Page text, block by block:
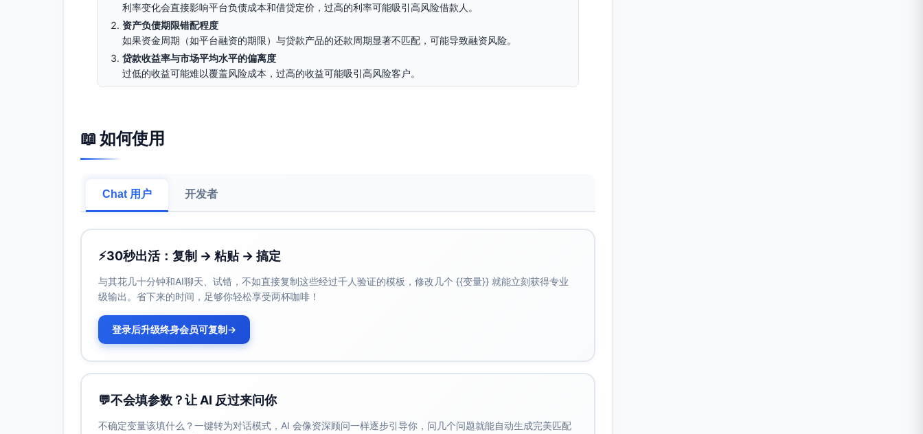
利率变化会直接影响平台负债成本和借贷定价，过高的利率可能吸引高风险借款人。
资产负债期限错配程度
如果资金周期（如平台融资的期限）与贷款产品的还款周期显著不匹配，可能导致融资风险。
贷款收益率与市场平均水平的偏离度
过低的收益可能难以覆盖风险成本，过高的收益可能吸引高风险客户。
平台的运行环境是否稳定（如系统宕机、数据丢失等）将直接影响借贷与资金流通的效率与安全性。
内部控制和合规性
若平台未遵守监管要求或内控机制薄弱，可能招致罚款或运营中断，增加法律和声誉风险。
四、流动性风险指标
资产流动性覆盖率 (Loan-to-Repayment Ratio)
衡量当前贷款资产对负债（投资者提款需求）的覆盖程度，过低意味着短期流动性压力。
存量贷款回款周期
超长的回款周期可能影响平台向投资者按时兑付资金，增加提现困难的风险。
再融资能力
平台是否拥有多样化资金来源（如机构资金或自有资本），以支持资金短期周转和流动性调节。
P2P小额贷款领域的风险评估需全面覆盖信用、市场、操作和流动性四大类风险。关键风险指标不能孤立分
析，而应结合业务模式、市场环境和宏观经济状况来动态评估。为有效缓释风险，建议P2P平台加强数据监
控与分析能力，落实严格的信用审查机制，同时保持资金端和资产端的均衡与透明。
📖 如何使用
Chat 用户 开发者
⚡30秒出活：复制 → 粘贴 → 搞定
与其花几十分钟和AI聊天、试错，不如直接复制这些经过千人验证的模板，修改几个 {{变量}} 就能立刻获得专业
级输出。省下来的时间，足够你轻松享受两杯咖啡！
登录后升级终身会员可复制→
💬不会填参数？让 AI 反过来问你
不确定变量该填什么？一键转为对话模式，AI 会像资深顾问一样逐步引导你，问几个问题就能自动生成完美匹配